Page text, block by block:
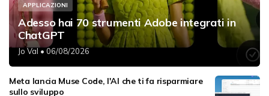
APPLICAZIONI
Adesso hai 70 strumenti Adobe integrati in
ChatGPT
Jo Val • 06/08/2026
Meta lancia Muse Code, l'AI che ti fa risparmiare
sullo sviluppo